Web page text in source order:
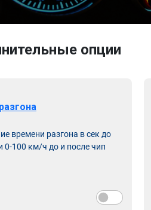
опции
времени разгона в сек до
0-100 км/ч до и после чип